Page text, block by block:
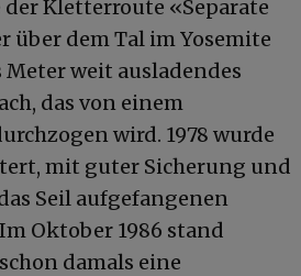
Kletterroute «Separate
über dem Tal im Yosemite
Meter weit ausladendes
das von einem
wird. 1978 wurde
mit guter Sicherung und
Seil aufgefangenen
Oktober 1986 stand
damals eine